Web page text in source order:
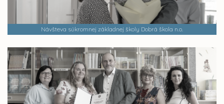
Návšteva súkromnej základnej školy Dobrá škola n.o.